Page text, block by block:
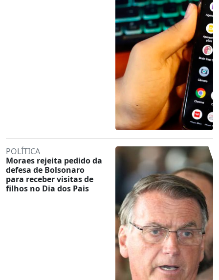
POLÍTICA
Moraes rejeita pedido da
defesa de Bolsonaro
para receber visitas de
filhos no Dia dos Pais